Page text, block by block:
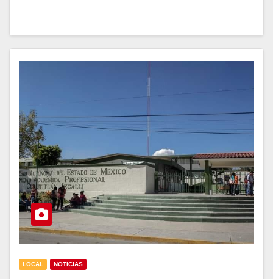
LOCAL NOTICIAS